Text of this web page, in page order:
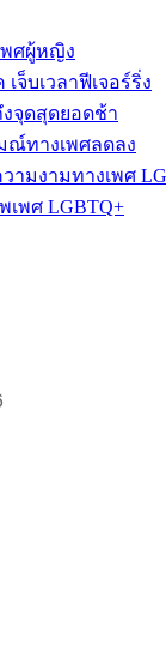
พศผู้หญิง
จ็บเวลาฟีเจอร์ริ่ง
งจุดสุดยอดช้า
ณ์ทางเพศลดลง
วามงามทางเพศ
เพศ LGBTQ+